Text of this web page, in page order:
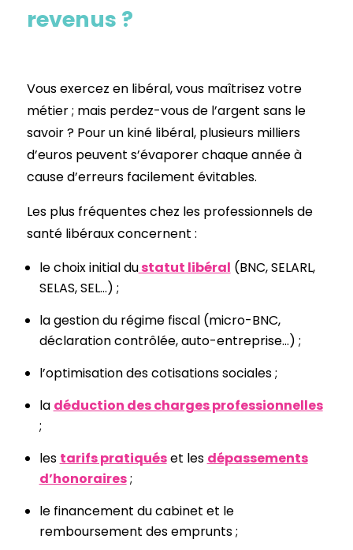
revenus ?
Vous exercez en libéral, vous maîtrisez votre
métier ; mais perdez-vous de l’argent sans le
savoir ? Pour un kiné libéral, plusieurs milliers
d’euros peuvent s’évaporer chaque année à
cause d’erreurs facilement évitables.
Les plus fréquentes chez les professionnels de
santé libéraux concernent :
le choix initial dustatut libéral (BNC, SELARL,
SELAS, SEL…) ;
la gestion du régime fiscal (micro-BNC,
déclaration contrôlée, auto-entreprise…) ;
l’optimisation des cotisations sociales ;
la déduction des charges professionnelles
;
les tarifs pratiquéset les dépassements
d’honoraires;
le financement du cabinet et le
remboursement des emprunts ;